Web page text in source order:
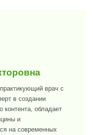
врач с
в создании
контента, обладает
и
на современных